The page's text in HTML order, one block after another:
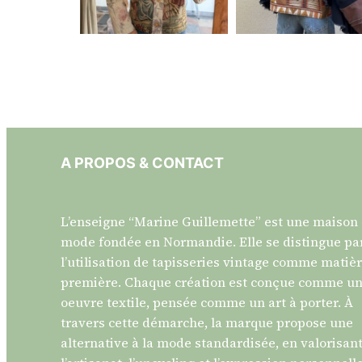
page
du
A PROPOS & CONTACT
L’enseigne “Marine Guillemette” est une maison
mode fondée en Normandie. Elle se distingue
l’utilisation de tapisseries vintage comme
première. Chaque création est conçue comme
oeuvre textile, pensée comme un art à porter. À
travers cette démarche, la marque propose une
alternative à la mode standardisée, en valorisant